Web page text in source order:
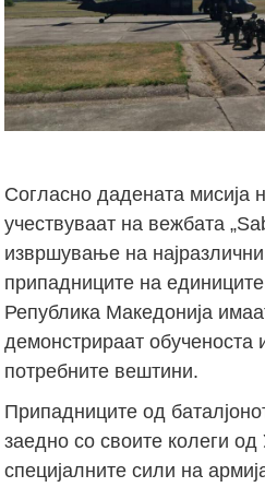
Согласно дадената мисија
учествуваат на вежбата
извршување на најразлични
припадниците на
Република Македонија
демонстрираат
потребните вештини.
Припадниците од
заедно со своите колеги од
специјалните сили на